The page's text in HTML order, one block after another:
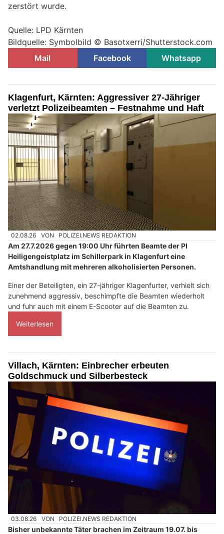
zerstört wurde.
Quelle: LPD Kärnten
Bildquelle: Symbolbild © Basotxerri/Shutterstock.com
Mail
Facebook Whatsapp
Klagenfurt, Kärnten: Aggressiver 27-Jähriger
verletzt Polizeibeamten – Festnahme und Haft
02.08.26 VON POLIZEI.NEWS REDAKTION
Am 27.7.2026 gegen 19:00 Uhr führten Beamte der PI
Heiligengeistplatz im Schillerpark in Klagenfurt eine
Amtshandlung mit mehreren alkoholisierten Personen.
Einer der Beteiligten, ein 27-jähriger Klagenfurter, verhielt sich
zunehmend aggressiv, beschimpfte die Beamten wiederholt
und fuhr auch mit einem E-Scooter auf die Beamten zu.
Weiterlesen
Villach, Kärnten: Einbrecher erbeuten
Goldschmuck und Silberbesteck
03.08.26 VON POLIZEI.NEWS REDAKTION
Bisher unbekannte Täter brachen im Zeitraum 19.07. bis